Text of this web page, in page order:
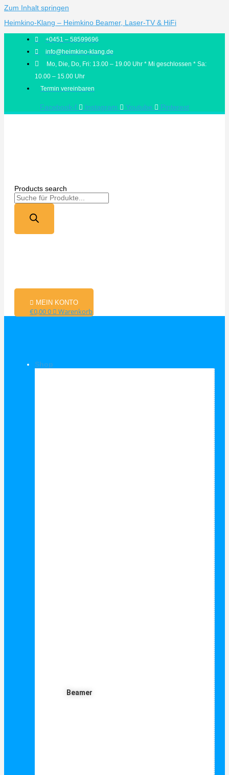
Zum Inhalt springen
Heimkino-Klang – Heimkino Beamer, Laser-TV & HiFi
+0451 – 58599696
info@heimkino-klang.de
Mo, Die, Do, Fri: 13.00 – 19.00 Uhr * Mi geschlossen * Sa:
10.00 – 15.00 Uhr
Termin vereinbaren
Facebook-f Instagram Youtube Pinterest
Products search
MEIN KONTO
€0,000 Warenkorb
Shop
Beamer